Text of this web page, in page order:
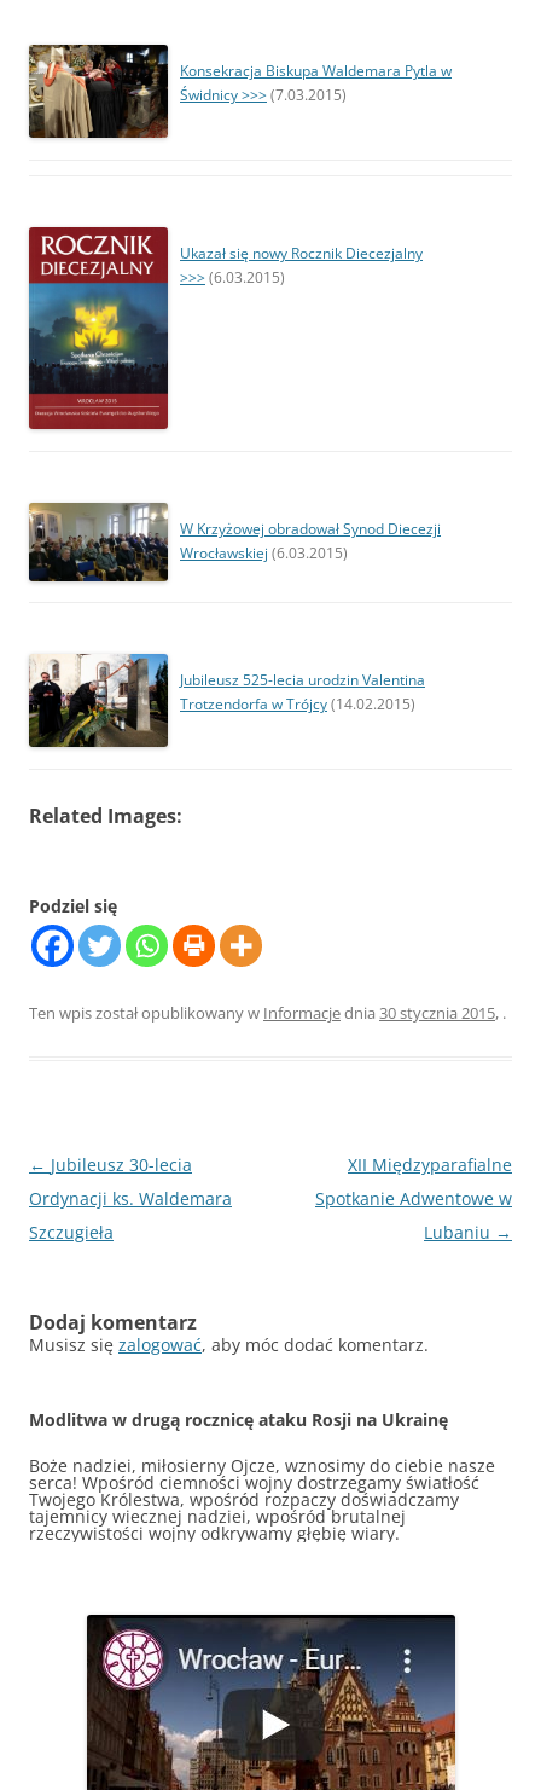
Konsekracja Biskupa Waldemara Pytla w
Świdnicy >>>(7.03.2015)
Ukazał się nowy Rocznik Diecezjalny
>>>(6.03.2015)
W Krzyżowej obradował Synod Diecezji
Wrocławskiej (6.03.2015)
Jubileusz 525-lecia urodzin Valentina
Trotzendorfa w Trójcy(14.02.2015)
Related Images:
Podziel się
Ten wpis został opublikowany w Informacjednia 30 stycznia 2015, .
Nawigacja
wpisu
← Jubileusz 30-lecia
Ordynacji ks. Waldemara
Szczugieła
XII Międzyparafialne
Spotkanie Adwentowe w
Lubaniu →
Dodaj komentarz
Musisz się zalogować, aby móc dodać komentarz.
Modlitwa w drugą rocznicę ataku Rosji na Ukrainę
Boże nadziei, miłosierny Ojcze, wznosimy do ciebie nasze
serca! Wpośród ciemności wojny dostrzegamy światłość
Twojego Królestwa, wpośród rozpaczy doświadczamy
tajemnicy wiecznej nadziei, wpośród brutalnej
rzeczywistości wojny odkrywamy głębię wiary.